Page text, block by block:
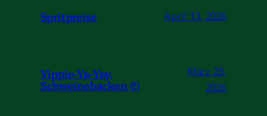
Spritpreise April 13, 2026
Yippie-Ya-Yay,
Schweinebacken (!)
März 23,
2026